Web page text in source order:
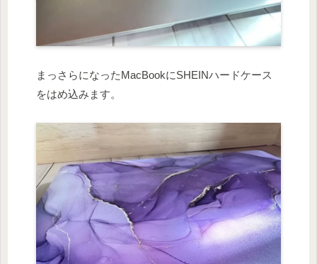
まっさらになったMacBookにSHEINハードケース
をはめ込みます。